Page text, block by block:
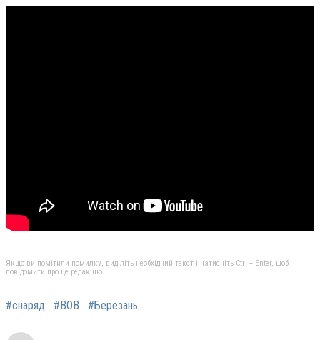
Якщо ви помітили помилку, виділіть необхідний текст і натисніть Ctrl + Enter, щоб
повідомити про це редакцію
#снаряд #ВОВ #Березань